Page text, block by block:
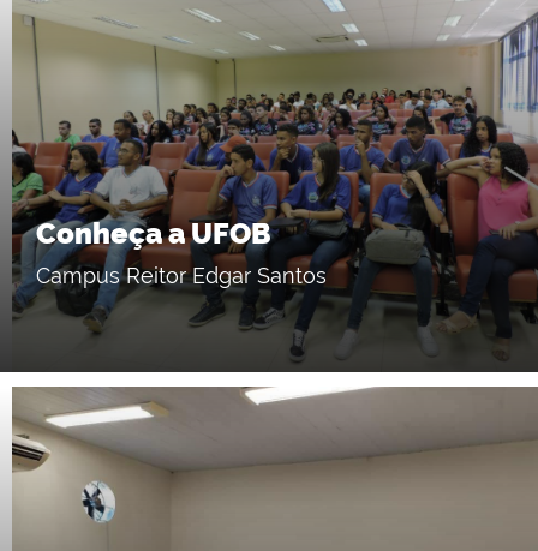
Conheça a UFOB
Campus Reitor Edgar Santos